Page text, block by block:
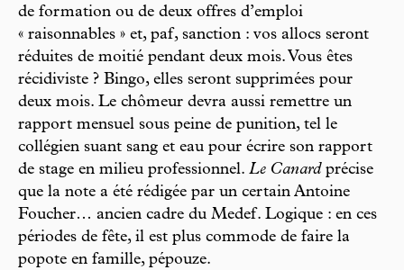
de formation ou de deux offres d’emploi
« raisonnables » et, paf, sanction : vos allocs seront
réduites de moitié pendant deux mois. Vous êtes
récidiviste ? Bingo, elles seront supprimées pour
deux mois. Le chômeur devra aussi remettre un
rapport mensuel sous peine de punition, tel le
collégien suant sang et eau pour écrire son rapport
de stage en milieu professionnel. Le Canard précise
que la note a été rédigée par un certain Antoine
Foucher… ancien cadre du Medef. Logique : en ces
périodes de fête, il est plus commode de faire la
popote en famille, pépouze.